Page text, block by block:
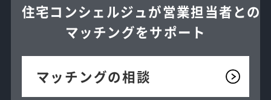
住宅コンシェルジュが営業担当者との
マッチングをサポート
マッチングの相談